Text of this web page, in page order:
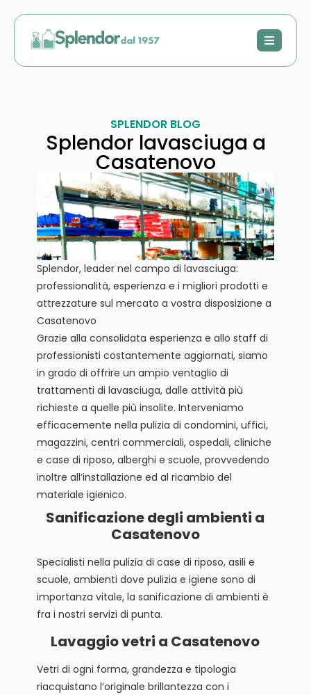
SPLENDOR BLOG
Splendor lavasciuga a
Casatenovo
Splendor, leader nel campo di lavasciuga:
professionalità, esperienza e i migliori prodotti e
attrezzature sul mercato a vostra disposizione a
Casatenovo
Grazie alla consolidata esperienza e allo staff di
professionisti costantemente aggiornati, siamo
in grado di offrire un ampio ventaglio di
trattamenti di lavasciuga, dalle attività più
richieste a quelle più insolite. Interveniamo
efficacemente nella pulizia di condomini, uffici,
magazzini, centri commerciali, ospedali, cliniche
e case di riposo, alberghi e scuole, provvedendo
inoltre all’installazione ed al ricambio del
materiale igienico.
Sanificazione degli ambienti a
Casatenovo
Specialisti nella pulizia di case di riposo, asili e
scuole, ambienti dove pulizia e igiene sono di
importanza vitale, la sanificazione di ambienti è
fra i nostri servizi di punta.
Lavaggio vetri a Casatenovo
Vetri di ogni forma, grandezza e tipologia
riacquistano l’originale brillantezza con i